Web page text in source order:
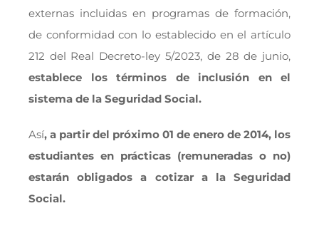
externas incluidas en programas de formación,
de conformidad con lo establecido en el artículo
212 del Real Decreto-ley 5/2023, de 28 de junio,
establece los
términos de inclusión en el
sistema de la Seguridad Social.
Así, a partir del próximo 01 de enero de 2014, los
estudiantes en prácticas (remuneradas o no)
estarán obligados a cotizar a la Seguridad
Social.